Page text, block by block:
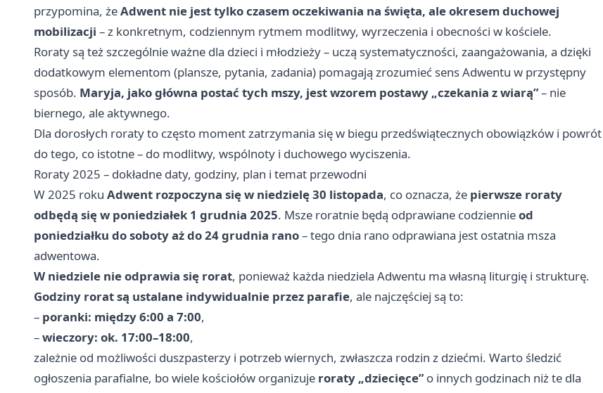
przypomina, żeAdwent nie jest tylko czasem oczekiwania na święta, ale okresem duchowej
mobilizacji – z konkretnym, codziennym rytmem modlitwy, wyrzeczenia i obecności w kościele.
Roraty są też szczególnie ważne dla dzieci i młodzieży – uczą systematyczności, zaangażowania, a dzięki
dodatkowym elementom (plansze, pytania, zadania) pomagają zrozumieć sens Adwentu w przystępny
sposób. Maryja, jako główna postać tych mszy, jest wzorem postawy „czekania z wiarą”– nie
biernego, ale aktywnego.
Dla dorosłych roraty to często moment zatrzymania się w biegu przedświątecznych obowiązków i powrót
do tego, co istotne – do modlitwy, wspólnoty i duchowego wyciszenia.
Roraty 2025 – dokładne daty, godziny, plan i temat przewodni
W 2025 roku Adwent rozpoczyna się w niedzielę 30 listopada, co oznacza, że pierwsze roraty
odbędą się w poniedziałek 1 grudnia 2025. Msze roratnie będą odprawiane codziennieod
poniedziałku do soboty aż do 24 grudnia rano– tego dnia rano odprawiana jest ostatnia msza
adwentowa.
W niedziele nie odprawia się rorat, ponieważ każda niedziela Adwentu ma własną liturgię i strukturę.
Godziny rorat są ustalane indywidualnie przez parafie, ale najczęściej są to:
– poranki: między 6:00 a 7:00,
–wieczory: ok. 17:00–18:00,
zależnie od możliwości duszpasterzy i potrzeb wiernych, zwłaszcza rodzin z dziećmi. Warto śledzić
ogłoszenia parafialne, bo wiele kościołów organizuje roraty „dziecięce”o innych godzinach niż te dla